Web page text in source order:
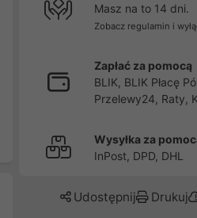
Masz na to 14 dni.
Zobacz regulamin i
Zapłać za pomocą
BLIK, BLIK Płacę
Przelewy24, Raty,
Wysyłka za
InPost, DPD, DHL
Udostępnij Drukuj